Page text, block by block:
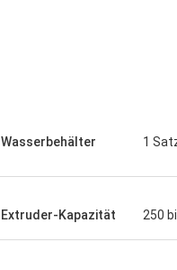
Wasserbehälter 1
Extruder-Kapazität 250